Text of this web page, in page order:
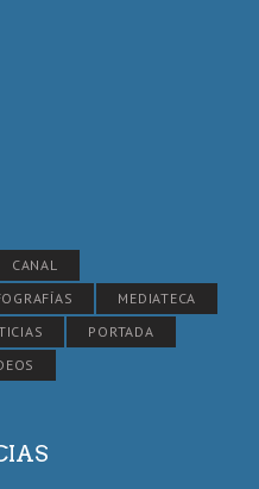
CANAL
MEDIATECA
PORTADA